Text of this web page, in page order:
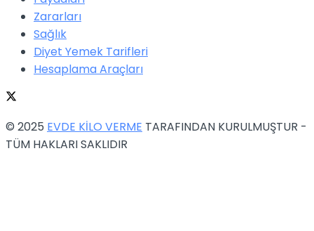
Zararları
Sağlık
Diyet Yemek Tarifleri
Hesaplama Araçları
© 2025 EVDE KİLO VERME TARAFINDAN KURULMUŞTUR -
TÜM HAKLARI SAKLIDIR